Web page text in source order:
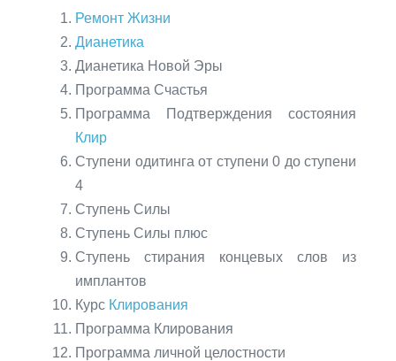
Ремонт Жизни
Дианетика
Дианетика Новой Эры
Программа Счастья
Программа Подтверждения состояния
Клир
Ступени одитинга от ступени 0 до ступени
4
Ступень Силы
Ступень Силы плюс
Ступень стирания концевых слов из
имплантов
Курс Клирования
Программа Клирования
Программа личной целостности